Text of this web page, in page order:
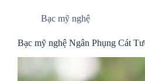
Bạc mỹ nghệ
Bạc mỹ nghệ Ngân Phụng Cát